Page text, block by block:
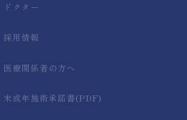
ドクター
採用情報
医療関係者の方へ
未成年施術承諾書(PDF)